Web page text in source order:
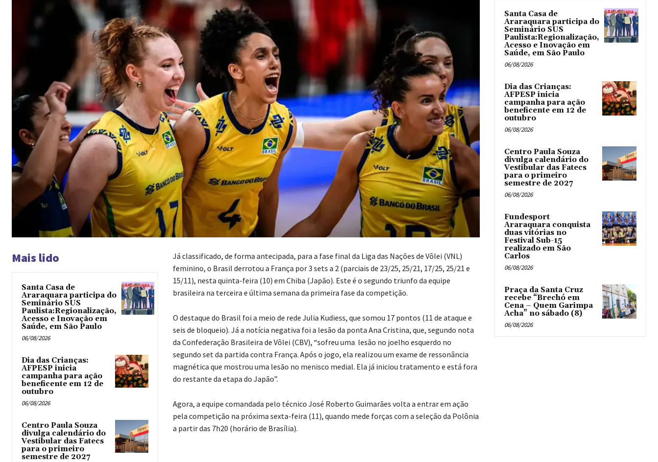
Mais lido
Santa Casa de
Araraquara participa do
Seminário SUS
Paulista:Regionalização,
Acesso e Inovação em
Saúde, em São Paulo
06/08/2026
Dia das Crianças:
AFPESP inicia
campanha para ação
beneficente em 12 de
outubro
06/08/2026
Centro Paula Souza
divulga calendário do
Vestibular das Fatecs
para o primeiro
semestre de 2027
Já classificado, de forma antecipada, para a fase final da Liga das Nações de Vôlei (VNL)
feminino, o Brasil derrotou a França por 3 sets a 2 (parciais de 23/25, 25/21, 17/25, 25/21 e
15/11), nesta quinta-feira (10) em Chiba (Japão). Este é o segundo triunfo da equipe
brasileira na terceira e última semana da primeira fase da competição.
O destaque do Brasil foi a meio de rede Julia Kudiess, que somou 17 pontos (11 de ataque e
seis de bloqueio). Já a notícia negativa foi a lesão da ponta Ana Cristina, que, segundo nota
da Confederação Brasileira de Vôlei (CBV), “sofreu uma lesão no joelho esquerdo no
segundo set da partida contra França. Após o jogo, ela realizou um exame de ressonância
magnética que mostrou uma lesão no menisco medial. Ela já iniciou tratamento e está fora
do restante da etapa do Japão”.
Agora, a equipe comandada pelo técnico José Roberto Guimarães volta a entrar em ação
pela competição na próxima sexta-feira (11), quando mede forças com a seleção da Polônia
a partir das 7h20 (horário de Brasília).
Santa Casa de
Araraquara participa do
Seminário SUS
Paulista:Regionalização,
Acesso e Inovação em
Saúde, em São Paulo
06/08/2026
Dia das Crianças:
AFPESP inicia
campanha para ação
beneficente em 12 de
outubro
06/08/2026
Centro Paula Souza
divulga calendário do
Vestibular das Fatecs
para o primeiro
semestre de 2027
06/08/2026
Fundesport
Araraquara conquista
duas vitórias no
Festival Sub-15
realizado em São
Carlos
06/08/2026
Praça da Santa Cruz
recebe “Brechó em
Cena – Quem Garimpa
Acha” no sábado (8)
06/08/2026